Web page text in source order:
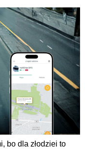
bo dla złodziei to